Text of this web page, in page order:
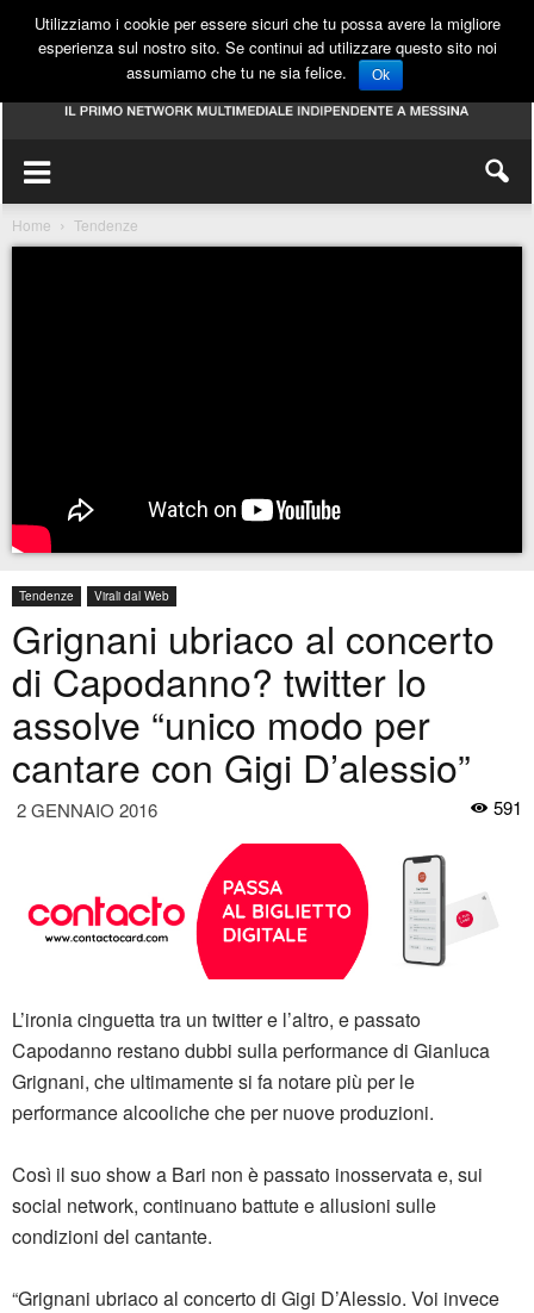
Home Tendenze
Tendenze Virali dal Web
Grignani ubriaco al concerto
di Capodanno? twitter lo
assolve “unico modo per
cantare con Gigi D’alessio”
2 GENNAIO 2016 591
L’ironia cinguetta tra un twitter e l’altro, e passato
Capodanno restano dubbi sulla performance di Gianluca
Grignani, che ultimamente si fa notare più per le
performance alcooliche che per nuove produzioni.
Così il suo show a Bari non è passato inosservata e, sui
social network, continuano battute e allusioni sulle
condizioni del cantante.
“Grignani ubriaco al concerto di Gigi D’Alessio. Voi invece
Utilizziamo i cookie per essere sicuri che tu possa avere la migliore
esperienza sul nostro sito. Se continui ad utilizzare questo sito noi
assumiamo che tu ne sia felice.
Ok